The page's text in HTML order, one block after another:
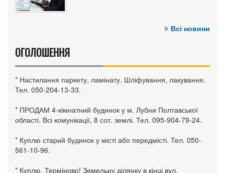
Всі новини
ОГОЛОШЕННЯ
* Настилання паркету, ламінату. Шліфування, лакування.
Тел. 050-204-13-33.
* ПРОДАМ 4-кімнатний будинок у м. Лубни Полтавської
області. Всі комунікації, 8 сот. землі. Тел. 095-904-79-24.
* Куплю старий будинок у місті або передмісті. Тел. 050-
561-10-96.
* Куплю. Терміново! Земельну ділянку в кінці вул.